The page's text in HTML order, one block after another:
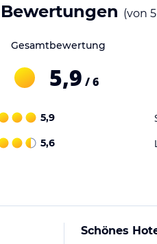
(von 5
Gesamtbewertung
5,9 / 6
5,9
5,6
Schönes